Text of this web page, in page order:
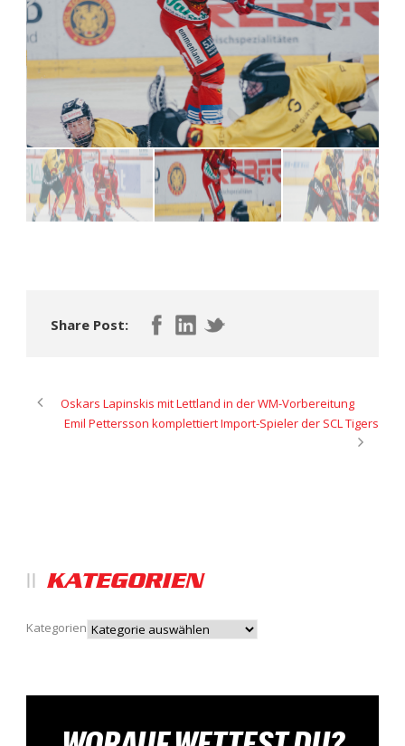
Share Post:
Oskars Lapinskis mit Lettland in der WM-Vorbereitung
Emil Pettersson komplettiert Import-Spieler der SCL Tigers
KATEGORIEN
Kategorien